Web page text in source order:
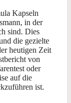
Kapseln
in der
sind. Dies
die gezielte
heutigen Zeit
von
oder
auf die
ist.